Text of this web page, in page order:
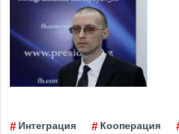
Интеграция Кооперация